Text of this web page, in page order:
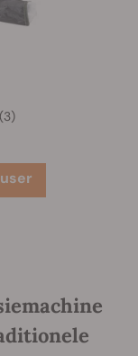
(3)